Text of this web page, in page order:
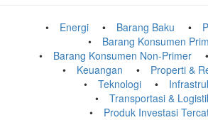
Energi Barang Baku
Barang Konsumen
Barang Konsumen Non-Primer
Keuangan
Properti &
Teknologi
Transportasi &
Produk Investasi